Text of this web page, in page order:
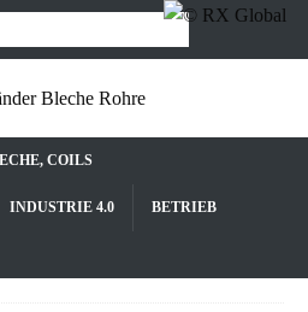
COILS
INDUSTRIE 4.0 BETRIEB